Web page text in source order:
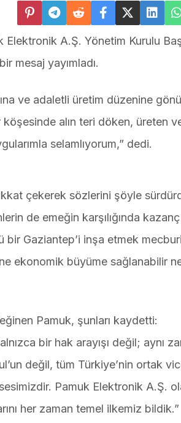
A.Ş. Yönetim Kurulu
mesaj yayımladı.
ve adaletli üretim düzenine
alın teri döken, üreten
selamlıyorum,” dedi.
çekerek sözlerini şöyle
de emeğin karşılığında
bir Gaziantep’i inşa etmek
ekonomik büyüme sağlanabilir
Pamuk, şunları kaydetti:
bir hak arayışı değil; aynı
değil, tüm Türkiye’nin ortak
Pamuk Elektronik A.Ş.
her zaman temel ilkemiz bildik.”